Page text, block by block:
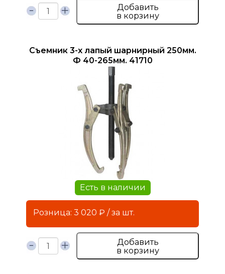
Добавить
в корзину
Съемник 3-х лапый шарнирный 250мм.
Ф 40-265мм. 41710
Есть в наличии
Розница: 3 020 ₽ / за шт.
Добавить
в корзину